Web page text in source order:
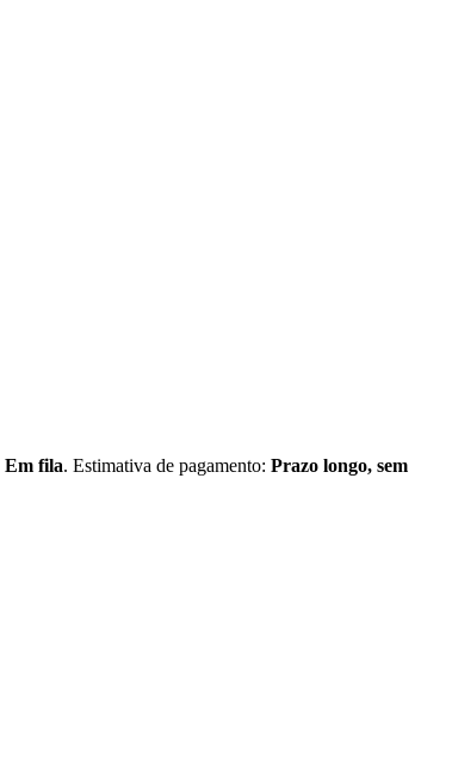
Em fila. Estimativa de pagamento: Prazo longo, sem